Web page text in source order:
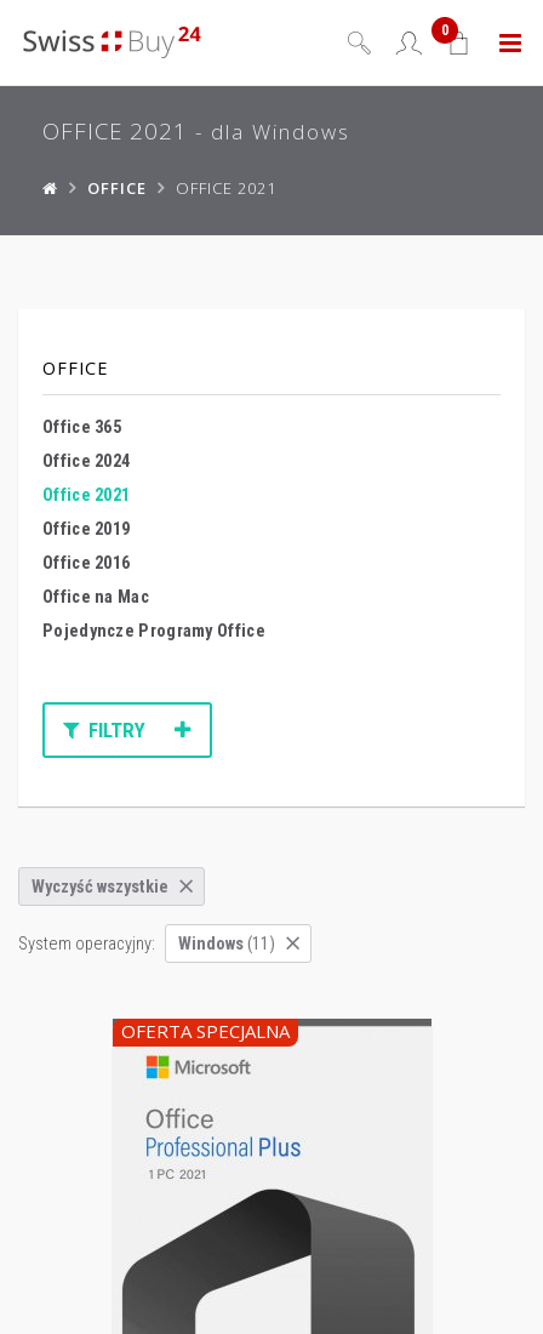
Menu
0
OFFICE 2021 - dla Windows
OFFICE OFFICE 2021
OFFICE
Office 365
Office 2024
Office 2021
Office 2019
Office 2016
Office na Mac
Pojedyncze Programy Office
FILTRY
Wyczyść wszystkie
System operacyjny: Windows(11)
OFERTA SPECJALNA